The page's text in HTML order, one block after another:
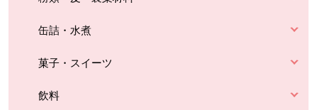
缶詰・水煮
菓子・スイーツ
飲料